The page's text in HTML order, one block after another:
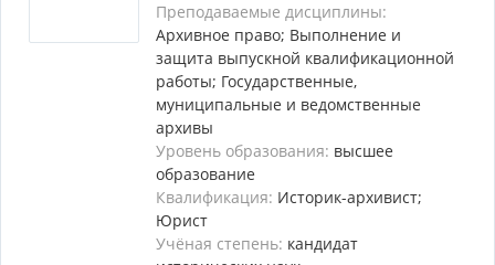
Преподаваемые дисциплины:
Архивное право; Выполнение и
защита выпускной квалификационной
работы; Государственные,
муниципальные и ведомственные
архивы
Уровень образования: высшее
образование
Квалификация: Историк-архивист;
Юрист
Учёная степень: кандидат